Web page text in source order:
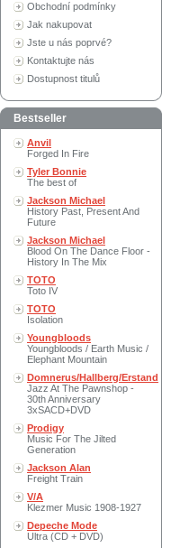
Obchodní podmínky
Jak nakupovat
Jste u nás poprvé?
Kontaktujte nás
Dostupnost titulů
Bestseller
Anvil
Forged In Fire
Tyler Bonnie
The best of
Jackson Michael
History Past, Present And
Future
Jackson Michael
Blood On The Dance Floor -
History In The Mix
TOTO
Toto IV
TOTO
Isolation
Youngbloods
Youngbloods / Earth Music /
Elephant Mountain
Domnerus/Hallberg/Erstand
Jazz At The Pawnshop -
30th Anniversary
3xSACD+DVD
Prodigy
Music For The Jilted
Generation
Jackson Alan
Freight Train
V/A
Klezmer Music 1908-1927
Depeche Mode
Ultra (CD + DVD)